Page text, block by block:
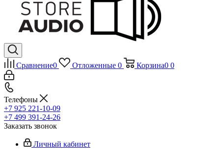
Сравнение0 Отложенные 0 Корзина0 0
Телефоны
+7 925 221-10-09
+7 499 391-24-26
Заказать звонок
Личный кабинет